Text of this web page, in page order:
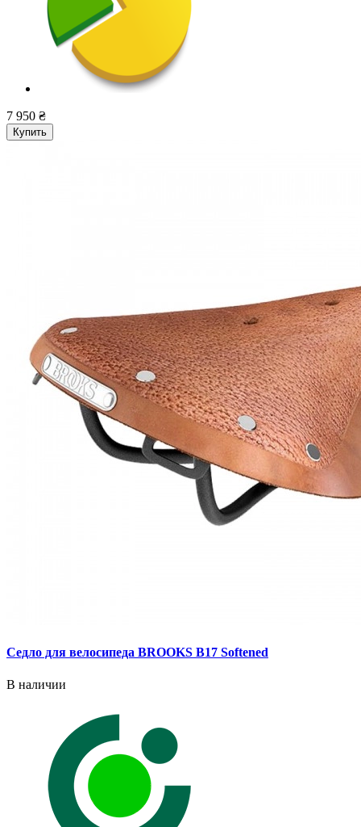
7 950 ₴
Купить
Седло для велосипеда BROOKS B17 Softened
В наличии